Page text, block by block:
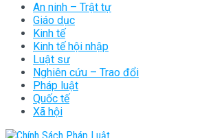
An ninh – Trật tự
Giáo dục
Kinh tế
Kinh tế hội nhập
Luật sư
Nghiên cứu – Trao đổi
Pháp luật
Quốc tế
Xã hội